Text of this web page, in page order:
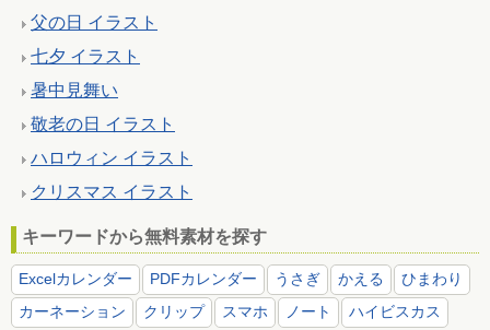
父の日 イラスト
七夕 イラスト
暑中見舞い
敬老の日 イラスト
ハロウィン イラスト
クリスマス イラスト
キーワードから無料素材を探す
Excelカレンダー PDFカレンダー うさぎ かえる
ひまわり
カーネーション
クリップ スマホ ノート ハイビスカス